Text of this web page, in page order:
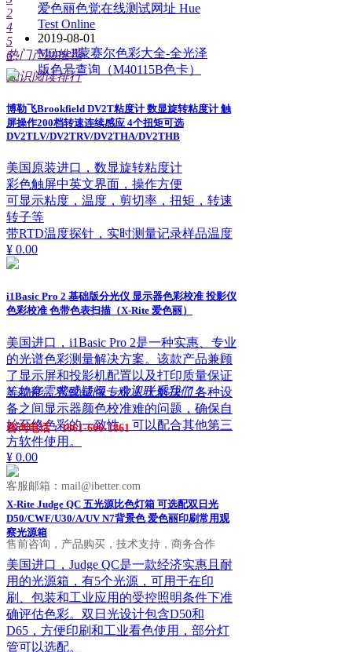
爱色丽色觉在线测试网址 Hue
Test Online
2019-08-01
Munsell蒙赛尔色彩大全-全光泽
版色号查询（M40115B色卡）
2
4
5
6
知识阅读排行
热门产品推荐
博勒飞Brookfield DV2T粘度计 数显旋转粘度计 触
屏操作200档转速连续感应 4个扭矩可选
DV2TLV/DV2TRV/DV2THA/DV2THB
美国原装进口，数显旋转粘度计
彩色触屏中英文界面，操作方便
可显示粘度，温度，剪切率，扭矩，转速
转子等
带RTD温度探针，实时测量记录样品温度
¥ 0.00
i1Basic Pro 2 基础版分光仪 显示器色彩校准 投影仪
色彩校准 色带色表扫描（X-Rite 爱色丽）
美国进口，i1Basic Pro 2是一种实惠、专业
的光谱色彩测量解决方案。该款产品兼顾
了显示屏和投影机配置以及打印质量保证
等功能，帮助成像专业人士解决了各种设
备之间显示器颜色校准难的问题，确保自
始至终色彩的一致性。可以配合其他第三
方软件使用。
¥ 0.00
X-Rite Judge QC 五光源比色灯箱 可选配双日光
D50/CWF/U30/A/UV N7背景色 爱色丽印刷常用观
察光源箱
美国进口，Judge QC是一款经济实惠且耐
用的光源箱，有5个光源，可用于在印
刷、包装和工业应用的受控照明条件下准
确评估色彩。双日光设计包含D50和
D65，方便印刷和工业看色使用，部分灯
管可以选配。
ꁱ 如有需求或疑问，欢迎联系我们！
咨询电话：1861-666-1861
客服邮箱：mail@ibetter.com
售前咨询，产品购买，技术支持，商务合作